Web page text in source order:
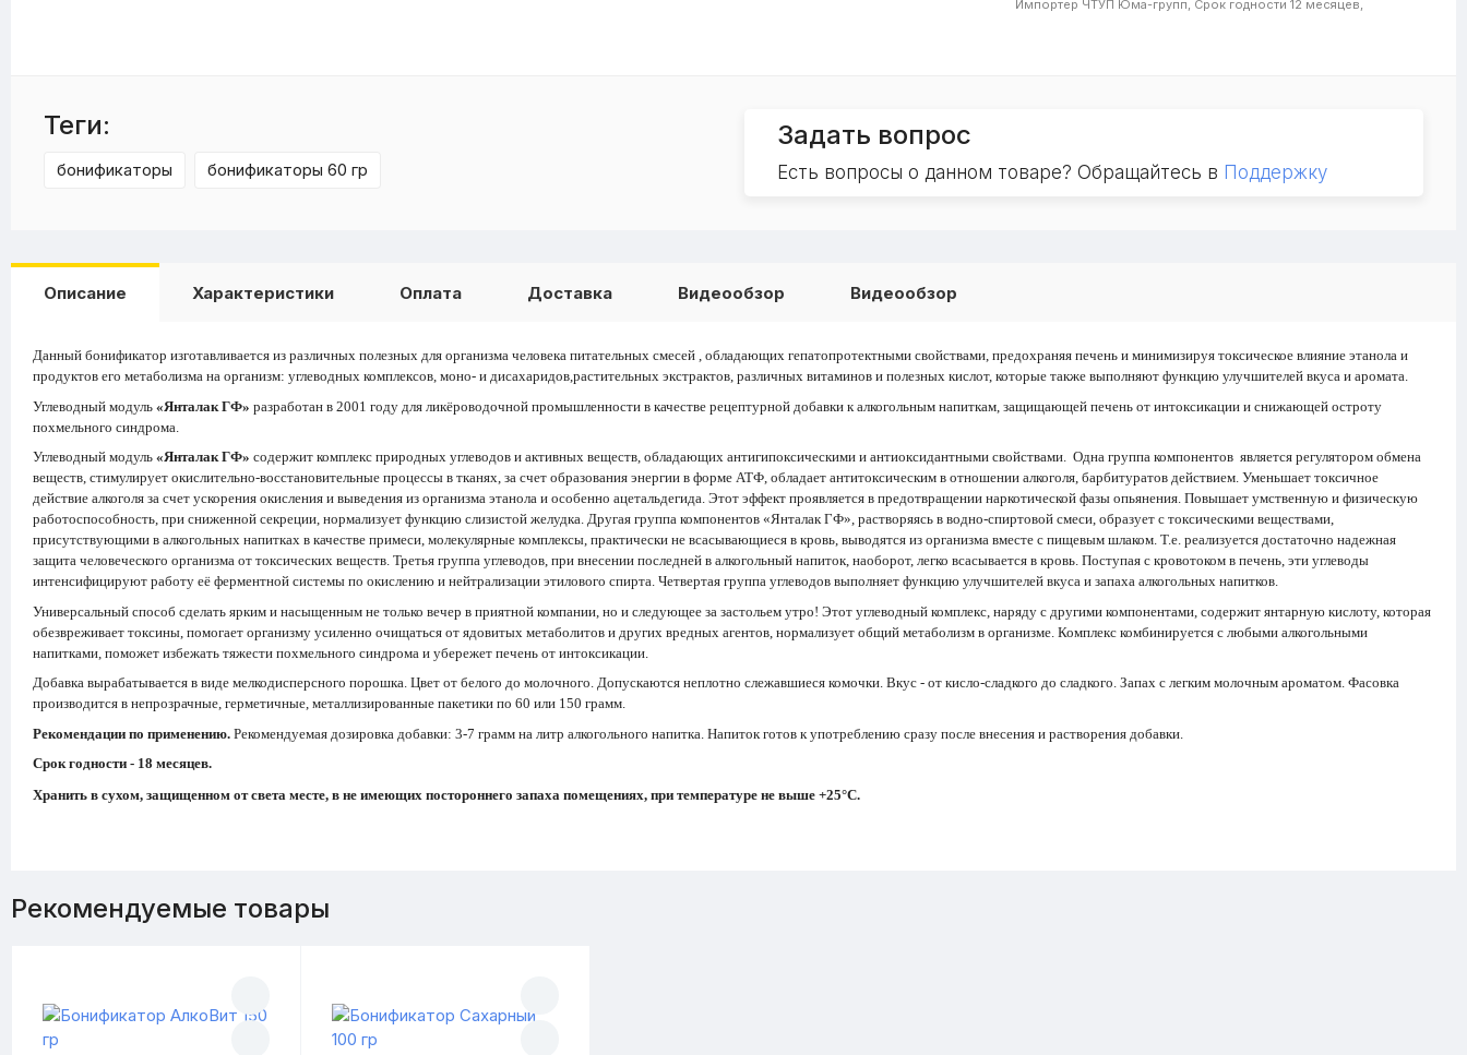
Импортер ЧТУП Юма-групп, Срок годности 12 месяцев,
Теги:
бонификаторы бонификаторы 60 гр
Задать вопрос
Есть вопросы о данном товаре? Обращайтесь в Поддержку
Описание Характеристики Оплата Доставка Видеообзор Видеообзор
Данный бонификатор изготавливается из различных полезных для организма человека питательных смесей , обладающих гепатопротектными свойствами, предохраняя печень и минимизируя токсическое влияние этанола и
продуктов его метаболизма на организм: углеводных комплексов, моно- и дисахаридов,растительных экстрактов, различных витаминов и полезных кислот, которые также выполняют функцию улучшителей вкуса и аромата.
Углеводный модуль «Янталак ГФ» разработан в 2001 году для ликёроводочной промышленности в качестве рецептурной добавки к алкогольным напиткам, защищающей печень от интоксикации и снижающей остроту
похмельного синдрома.
Углеводный модуль «Янталак ГФ» содержит комплекс природных углеводов и активных веществ, обладающих антигипоксическими и антиоксидантными свойствами. Одна группа компонентов является регулятором обмена
веществ, стимулирует окислительно-восстановительные процессы в тканях, за счет образования энергии в форме АТФ, обладает антитоксическим в отношении алкоголя, барбитуратов действием. Уменьшает токсичное
действие алкоголя за счет ускорения окисления и выведения из организма этанола и особенно ацетальдегида. Этот эффект проявляется в предотвращении наркотической фазы опьянения. Повышает умственную и физическую
работоспособность, при сниженной секреции, нормализует функцию слизистой желудка. Другая группа компонентов «Янталак ГФ», растворяясь в водно-спиртовой смеси, образует с токсическими веществами,
присутствующими в алкогольных напитках в качестве примеси, молекулярные комплексы, практически не всасывающиеся в кровь, выводятся из организма вместе с пищевым шлаком. Т.е. реализуется достаточно надежная
защита человеческого организма от токсических веществ. Третья группа углеводов, при внесении последней в алкогольный напиток, наоборот, легко всасывается в кровь. Поступая с кровотоком в печень, эти углеводы
интенсифицируют работу её ферментной системы по окислению и нейтрализации этилового спирта. Четвертая группа углеводов выполняет функцию улучшителей вкуса и запаха алкогольных напитков.
Универсальный способ сделать ярким и насыщенным не только вечер в приятной компании, но и следующее за застольем утро! Этот углеводный комплекс, наряду с другими компонентами, содержит янтарную кислоту, которая
обезвреживает токсины, помогает организму усиленно очищаться от ядовитых метаболитов и других вредных агентов, нормализует общий метаболизм в организме. Комплекс комбинируется с любыми алкогольными
напитками, поможет избежать тяжести похмельного синдрома и убережет печень от интоксикации.
Добавка вырабатывается в виде мелкодисперсного порошка. Цвет от белого до молочного. Допускаются неплотно слежавшиеся комочки. Вкус - от кисло-сладкого до сладкого. Запах с легким молочным ароматом. Фасовка
производится в непрозрачные, герметичные, металлизированные пакетики по 60 или 150 грамм.
Рекомендации по применению. Рекомендуемая дозировка добавки: 3-7 грамм на литр алкогольного напитка. Напиток готов к употреблению сразу после внесения и растворения добавки.
Срок годности - 18 месяцев.
Хранить в сухом, защищенном от света месте, в не имеющих постороннего запаха помещениях, при температуре не выше +25°С.
Рекомендуемые товары